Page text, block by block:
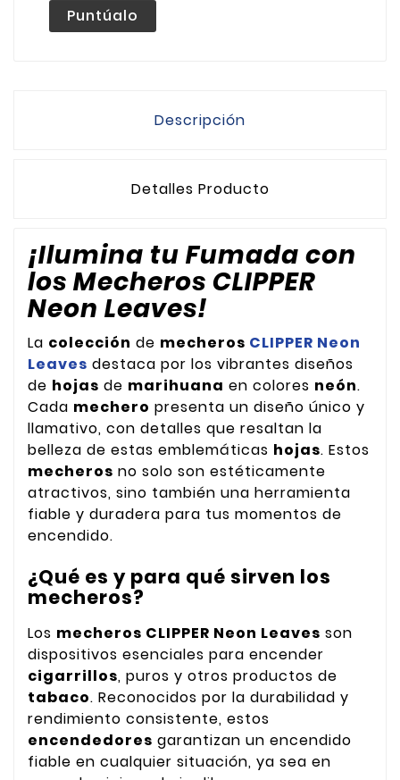
Puntúalo
Descripción
Detalles Producto
¡Ilumina tu Fumada con
los Mecheros CLIPPER
Neon Leaves!
La colección de mecheros CLIPPER Neon
Leaves destaca por los vibrantes diseños
de hojas de marihuana en colores neón.
Cada mechero presenta un diseño único y
llamativo, con detalles que resaltan la
belleza de estas emblemáticas hojas. Estos
mecheros no solo son estéticamente
atractivos, sino también una herramienta
fiable y duradera para tus momentos de
encendido.
¿Qué es y para qué sirven los
mecheros?
Los mecheros CLIPPER Neon Leaves son
dispositivos esenciales para encender
cigarrillos, puros y otros productos de
tabaco. Reconocidos por la durabilidad y
rendimiento consistente, estos
encendedores garantizan un encendido
fiable en cualquier situación, ya sea en